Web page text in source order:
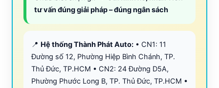
tư vấn đúng giải pháp – đúng ngân sách
📍 Hệ thống Thành Phát Auto: • CN1: 11
Đường số 12, Phường Hiệp Bình Chánh, TP.
Thủ Đức, TP.HCM • CN2: 24 Đường D5A,
Phường Phước Long B, TP. Thủ Đức, TP.HCM •